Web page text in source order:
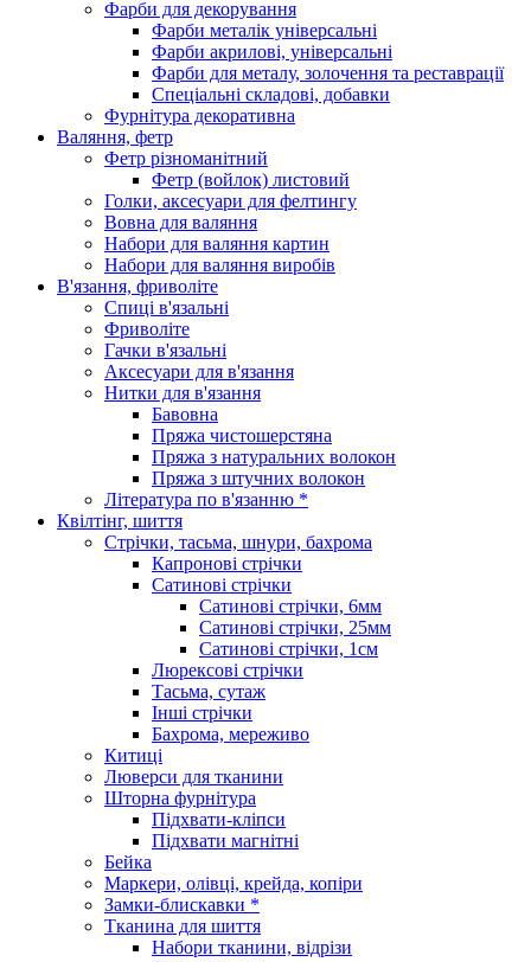
Фарби для декорування
Фарби металік універсальні
Фарби акрилові, універсальні
Фарби для металу, золочення та реставрації
Спеціальні складові, добавки
Фурнітура декоративна
Валяння, фетр
Фетр різноманітний
Фетр (войлок) листовий
Голки, аксесуари для фелтингу
Вовна для валяння
Набори для валяння картин
Набори для валяння виробів
В'язання, фриволіте
Спиці в'язальні
Фриволіте
Гачки в'язальні
Аксесуари для в'язання
Нитки для в'язання
Бавовна
Пряжа чистошерстяна
Пряжа з натуральних волокон
Пряжа з штучних волокон
Література по в'язанню *
Квілтінг, шиття
Стрічки, тасьма, шнури, бахрома
Капронові стрічки
Сатинові стрічки
Сатинові стрічки, 6мм
Сатинові стрічки, 25мм
Сатинові стрічки, 1см
Люрексові стрічки
Тасьма, сутаж
Інші стрічки
Бахрома, мереживо
Китиці
Люверси для тканини
Шторна фурнітура
Підхвати-кліпси
Підхвати магнітні
Бейка
Маркери, олівці, крейда, копіри
Замки-блискавки *
Тканина для шиття
Набори тканини, відрізи